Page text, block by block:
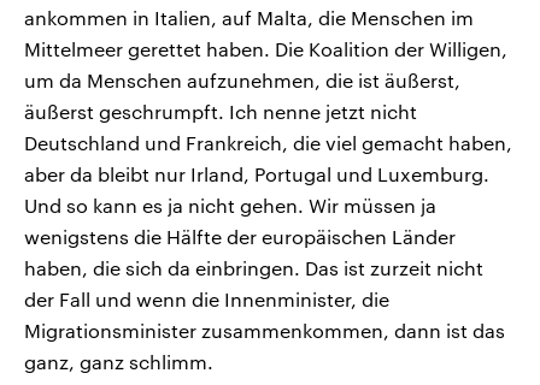
ankommen in Italien, auf Malta, die Menschen im
Mittelmeer gerettet haben. Die Koalition der Willigen,
um da Menschen aufzunehmen, die ist äußerst,
äußerst geschrumpft. Ich nenne jetzt nicht
Deutschland und Frankreich, die viel gemacht haben,
aber da bleibt nur Irland, Portugal und Luxemburg.
Und so kann es ja nicht gehen. Wir müssen ja
wenigstens die Hälfte der europäischen Länder
haben, die sich da einbringen. Das ist zurzeit nicht
der Fall und wenn die Innenminister, die
Migrationsminister zusammenkommen, dann ist das
ganz, ganz schlimm.